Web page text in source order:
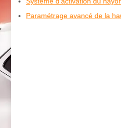
Paramétrage avancé de la